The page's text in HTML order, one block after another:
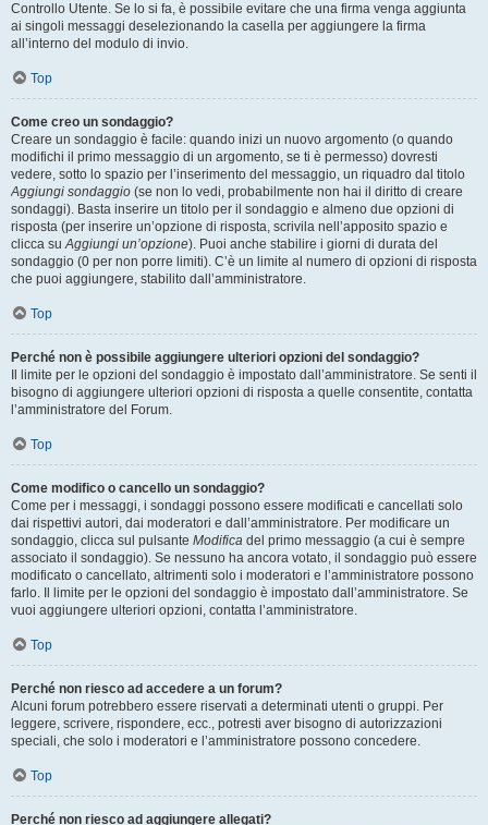
Controllo Utente. Se lo si fa, è possibile evitare che una firma venga aggiunta
ai singoli messaggi deselezionando la casella per aggiungere la firma
all’interno del modulo di invio.
Top
Come creo un sondaggio?
Creare un sondaggio è facile: quando inizi un nuovo argomento (o quando
modifichi il primo messaggio di un argomento, se ti è permesso) dovresti
vedere, sotto lo spazio per l’inserimento del messaggio, un riquadro dal titolo
Aggiungi sondaggio (se non lo vedi, probabilmente non hai il diritto di creare
sondaggi). Basta inserire un titolo per il sondaggio e almeno due opzioni di
risposta (per inserire un’opzione di risposta, scrivila nell’apposito spazio e
clicca suAggiungi un’opzione). Puoi anche stabilire i giorni di durata del
sondaggio (0 per non porre limiti). C’è un limite al numero di opzioni di risposta
che puoi aggiungere, stabilito dall’amministratore.
Top
Perché non è possibile aggiungere ulteriori opzioni del sondaggio?
Il limite per le opzioni del sondaggio è impostato dall’amministratore. Se senti il
bisogno di aggiungere ulteriori opzioni di risposta a quelle consentite, contatta
l’amministratore del Forum.
Top
Come modifico o cancello un sondaggio?
Come per i messaggi, i sondaggi possono essere modificati e cancellati solo
dai rispettivi autori, dai moderatori e dall’amministratore. Per modificare un
sondaggio, clicca sul pulsante Modifica del primo messaggio (a cui è sempre
associato il sondaggio). Se nessuno ha ancora votato, il sondaggio può essere
modificato o cancellato, altrimenti solo i moderatori e l’amministratore possono
farlo. Il limite per le opzioni del sondaggio è impostato dall’amministratore. Se
vuoi aggiungere ulteriori opzioni, contatta l’amministratore.
Top
Perché non riesco ad accedere a un forum?
Alcuni forum potrebbero essere riservati a determinati utenti o gruppi. Per
leggere, scrivere, rispondere, ecc., potresti aver bisogno di autorizzazioni
speciali, che solo i moderatori e l’amministratore possono concedere.
Top
Perché non riesco ad aggiungere allegati?